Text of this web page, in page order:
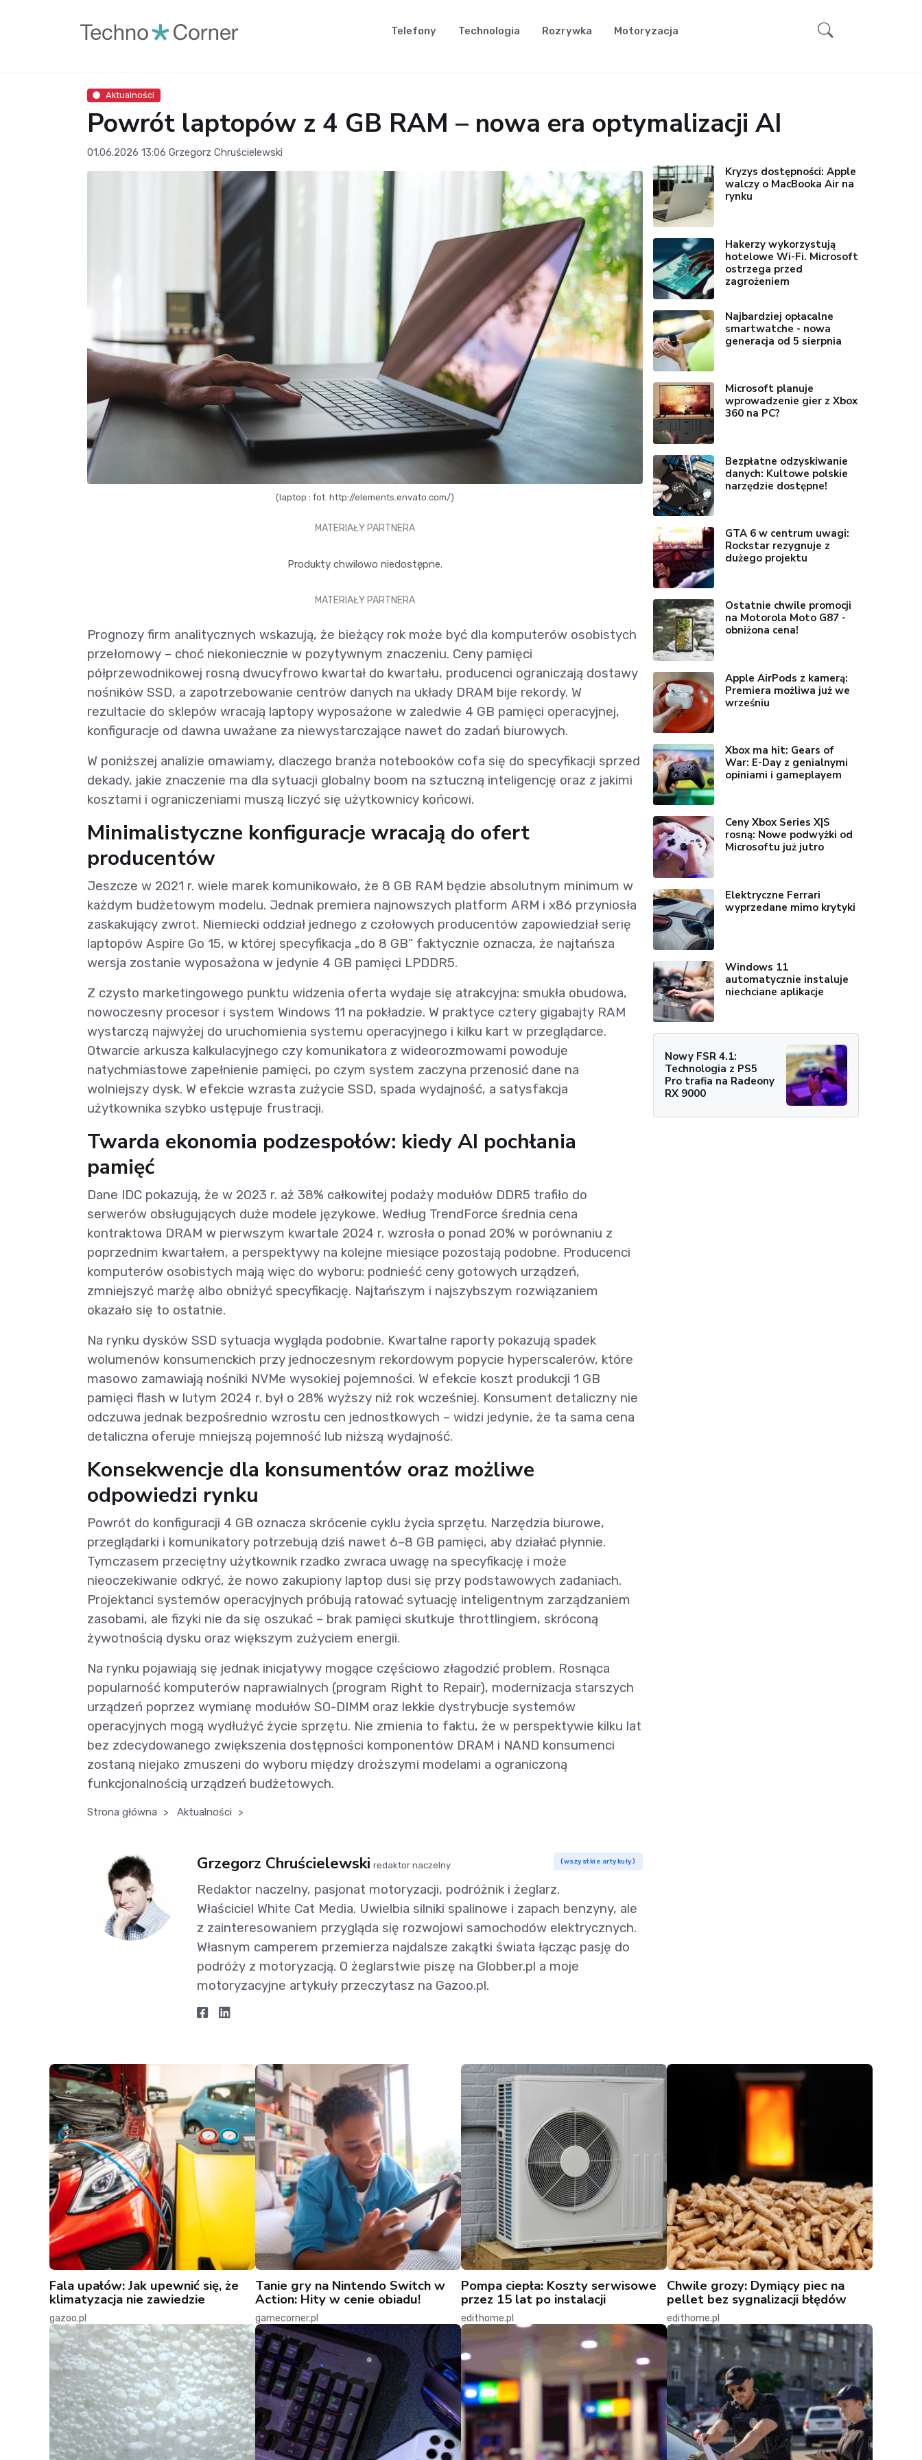
Telefony Technologia Rozrywka Motoryzacja
Aktualności
Powrót laptopów z 4 GB RAM – nowa era optymalizacji AI
01.06.2026 13:06 Grzegorz Chruścielewski
(laptop : fot. http://elements.envato.com/)
MATERIAŁY PARTNERA
Produkty chwilowo niedostępne.
MATERIAŁY PARTNERA
Prognozy firm analitycznych wskazują, że bieżący rok może być dla komputerów osobistych
przełomowy – choć niekoniecznie w pozytywnym znaczeniu. Ceny pamięci
półprzewodnikowej rosną dwucyfrowo kwartał do kwartału, producenci ograniczają dostawy
nośników SSD, a zapotrzebowanie centrów danych na układy DRAM bije rekordy. W
rezultacie do sklepów wracają laptopy wyposażone w zaledwie 4 GB pamięci operacyjnej,
konfiguracje od dawna uważane za niewystarczające nawet do zadań biurowych.
W poniższej analizie omawiamy, dlaczego branża notebooków cofa się do specyfikacji sprzed
dekady, jakie znaczenie ma dla sytuacji globalny boom na sztuczną inteligencję oraz z jakimi
kosztami i ograniczeniami muszą liczyć się użytkownicy końcowi.
Minimalistyczne konfiguracje wracają do ofert
producentów
Jeszcze w 2021 r. wiele marek komunikowało, że 8 GB RAM będzie absolutnym minimum w
każdym budżetowym modelu. Jednak premiera najnowszych platform ARM i x86 przyniosła
zaskakujący zwrot. Niemiecki oddział jednego z czołowych producentów zapowiedział serię
laptopów Aspire Go 15, w której specyfikacja „do 8 GB” faktycznie oznacza, że najtańsza
wersja zostanie wyposażona w jedynie 4 GB pamięci LPDDR5.
Z czysto marketingowego punktu widzenia oferta wydaje się atrakcyjna: smukła obudowa,
nowoczesny procesor i system Windows 11 na pokładzie. W praktyce cztery gigabajty RAM
wystarczą najwyżej do uruchomienia systemu operacyjnego i kilku kart w przeglądarce.
Otwarcie arkusza kalkulacyjnego czy komunikatora z wideorozmowami powoduje
natychmiastowe zapełnienie pamięci, po czym system zaczyna przenosić dane na
wolniejszy dysk. W efekcie wzrasta zużycie SSD, spada wydajność, a satysfakcja
użytkownika szybko ustępuje frustracji.
Twarda ekonomia podzespołów: kiedy AI pochłania
pamięć
Dane IDC pokazują, że w 2023 r. aż 38% całkowitej podaży modułów DDR5 trafiło do
serwerów obsługujących duże modele językowe. Według TrendForce średnia cena
kontraktowa DRAM w pierwszym kwartale 2024 r. wzrosła o ponad 20% w porównaniu z
poprzednim kwartałem, a perspektywy na kolejne miesiące pozostają podobne. Producenci
komputerów osobistych mają więc do wyboru: podnieść ceny gotowych urządzeń,
zmniejszyć marżę albo obniżyć specyfikację. Najtańszym i najszybszym rozwiązaniem
okazało się to ostatnie.
Na rynku dysków SSD sytuacja wygląda podobnie. Kwartalne raporty pokazują spadek
wolumenów konsumenckich przy jednoczesnym rekordowym popycie hyperscalerów, które
masowo zamawiają nośniki NVMe wysokiej pojemności. W efekcie koszt produkcji 1 GB
pamięci flash w lutym 2024 r. był o 28% wyższy niż rok wcześniej. Konsument detaliczny nie
odczuwa jednak bezpośrednio wzrostu cen jednostkowych – widzi jedynie, że ta sama cena
detaliczna oferuje mniejszą pojemność lub niższą wydajność.
Konsekwencje dla konsumentów oraz możliwe
odpowiedzi rynku
Powrót do konfiguracji 4 GB oznacza skrócenie cyklu życia sprzętu. Narzędzia biurowe,
przeglądarki i komunikatory potrzebują dziś nawet 6–8 GB pamięci, aby działać płynnie.
Tymczasem przeciętny użytkownik rzadko zwraca uwagę na specyfikację i może
nieoczekiwanie odkryć, że nowo zakupiony laptop dusi się przy podstawowych zadaniach.
Projektanci systemów operacyjnych próbują ratować sytuację inteligentnym zarządzaniem
zasobami, ale fizyki nie da się oszukać – brak pamięci skutkuje throttlingiem, skróconą
żywotnością dysku oraz większym zużyciem energii.
Na rynku pojawiają się jednak inicjatywy mogące częściowo złagodzić problem. Rosnąca
popularność komputerów naprawialnych (program Right to Repair), modernizacja starszych
urządzeń poprzez wymianę modułów SO-DIMM oraz lekkie dystrybucje systemów
operacyjnych mogą wydłużyć życie sprzętu. Nie zmienia to faktu, że w perspektywie kilku lat
bez zdecydowanego zwiększenia dostępności komponentów DRAM i NAND konsumenci
zostaną niejako zmuszeni do wyboru między droższymi modelami a ograniczoną
funkcjonalnością urządzeń budżetowych.
Strona główna > Aktualności >
Grzegorz Chruścielewski redaktor naczelny (wszystkie artykuły)
Redaktor naczelny, pasjonat motoryzacji, podróżnik i żeglarz.
Właściciel White Cat Media. Uwielbia silniki spalinowe i zapach benzyny, ale
z zainteresowaniem przygląda się rozwojowi samochodów elektrycznych.
Własnym camperem przemierza najdalsze zakątki świata łącząc pasję do
podróży z motoryzacją. O żeglarstwie piszę na Globber.pl a moje
motoryzacyjne artykuły przeczytasz na Gazoo.pl.
Kryzys dostępności: Apple
walczy o MacBooka Air na
rynku
Hakerzy wykorzystują
hotelowe Wi-Fi. Microsoft
ostrzega przed
zagrożeniem
Najbardziej opłacalne
smartwatche - nowa
generacja od 5 sierpnia
Microsoft planuje
wprowadzenie gier z Xbox
360 na PC?
Bezpłatne odzyskiwanie
danych: Kultowe polskie
narzędzie dostępne!
GTA 6 w centrum uwagi:
Rockstar rezygnuje z
dużego projektu
Ostatnie chwile promocji
na Motorola Moto G87 -
obniżona cena!
Apple AirPods z kamerą:
Premiera możliwa już we
wrześniu
Xbox ma hit: Gears of
War: E-Day z genialnymi
opiniami i gameplayem
Ceny Xbox Series X|S
rosną: Nowe podwyżki od
Microsoftu już jutro
Elektryczne Ferrari
wyprzedane mimo krytyki
Windows 11
automatycznie instaluje
niechciane aplikacje
Nowy FSR 4.1:
Technologia z PS5
Pro trafia na Radeony
RX 9000
Fala upałów: Jak upewnić się, że
klimatyzacja nie zawiedzie
gazoo.pl
Tanie gry na Nintendo Switch w
Action: Hity w cenie obiadu!
gamecorner.pl
Pompa ciepła: Koszty serwisowe
przez 15 lat po instalacji
edithome.pl
Chwile grozy: Dymiący piec na
pellet bez sygnalizacji błędów
edithome.pl